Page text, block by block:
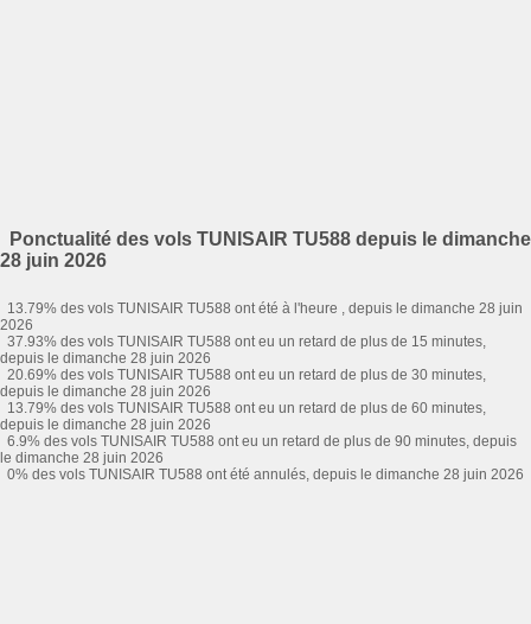
Ponctualité des vols TUNISAIR TU588 depuis le dimanche
28 juin 2026
13.79% des vols TUNISAIR TU588 ont été à l'heure , depuis le dimanche 28 juin
2026
37.93% des vols TUNISAIR TU588 ont eu un retard de plus de 15 minutes,
depuis le dimanche 28 juin 2026
20.69% des vols TUNISAIR TU588 ont eu un retard de plus de 30 minutes,
depuis le dimanche 28 juin 2026
13.79% des vols TUNISAIR TU588 ont eu un retard de plus de 60 minutes,
depuis le dimanche 28 juin 2026
6.9% des vols TUNISAIR TU588 ont eu un retard de plus de 90 minutes, depuis
le dimanche 28 juin 2026
0% des vols TUNISAIR TU588 ont été annulés, depuis le dimanche 28 juin 2026